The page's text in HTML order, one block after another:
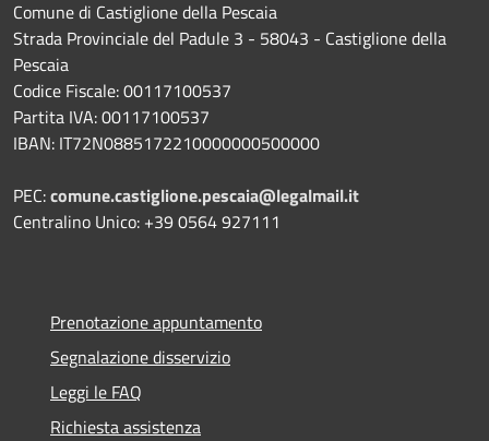
Comune di Castiglione della Pescaia
Strada Provinciale del Padule 3 - 58043 - Castiglione della
Pescaia
Codice Fiscale: 00117100537
Partita IVA: 00117100537
IBAN: IT72N0885172210000000500000
PEC:comune.castiglione.pescaia@legalmail.it
Centralino Unico: +39 0564 927111
Prenotazione appuntamento
Segnalazione disservizio
Leggi le FAQ
Richiesta assistenza